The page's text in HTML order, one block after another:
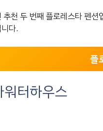
추천 두 번째 플로레스타 펜
다.
플
터하우스